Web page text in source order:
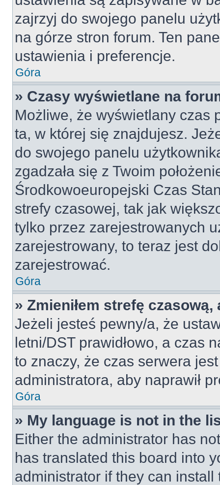
zajrzyj do swojego panelu
na górze stron forum. Ten
ustawienia i preferencje.
Góra
» Czasy wyświetlane na
Możliwe, że wyświetlany czas
ta, w której się znajdujesz.
do swojego panelu
zgadzała się z Twoim
Środkowoeuropejski Czas
strefy czasowej, tak jak
tylko przez zarejestrowanych
zarejestrowany, to teraz jest
zarejestrować.
Góra
» Zmieniłem strefę
Jeżeli jesteś pewny/a, że
letni/DST prawidłowo, a czas
to znaczy, że czas serwera
administratora, aby naprawił
Góra
» My language is not in the
Either the administrator has
has translated this board into
administrator if they can